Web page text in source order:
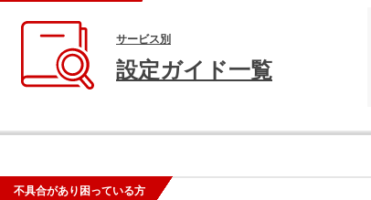
サービス別
設定ガイド一覧
不具合があり困っている方